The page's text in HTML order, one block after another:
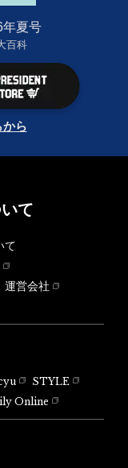
年夏号
百科
から
て
て
運営会社
STYLE
Online